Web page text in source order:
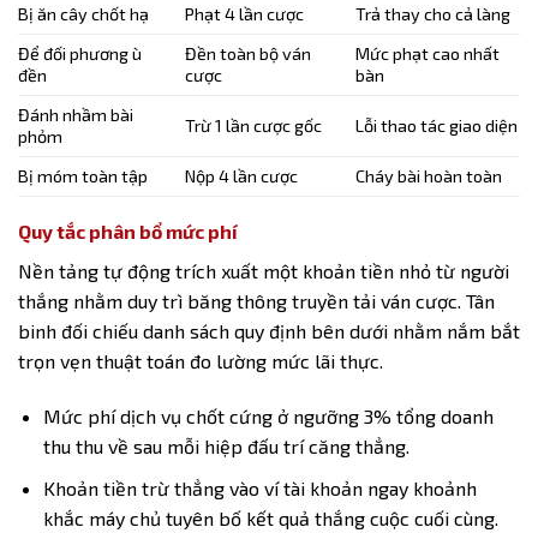
Bị ăn cây chốt hạ
Phạt 4 lần cược
Trả thay cho cả làng
Để đối phương ù
đền
Đền toàn bộ ván
cược
Mức phạt cao nhất
bàn
Đánh nhầm bài
phỏm
Trừ 1 lần cược gốc Lỗi thao tác giao diện
Bị móm toàn tập Nộp 4 lần cược Cháy bài hoàn toàn
Quy tắc phân bổ mức phí
Nền tảng tự động trích xuất một khoản tiền nhỏ từ người
thắng nhằm duy trì băng thông truyền tải ván cược. Tân
binh đối chiếu danh sách quy định bên dưới nhằm nắm bắt
trọn vẹn thuật toán đo lường mức lãi thực.
Mức phí dịch vụ chốt cứng ở ngưỡng 3% tổng doanh
thu thu về sau mỗi hiệp đấu trí căng thẳng.
Khoản tiền trừ thẳng vào ví tài khoản ngay khoảnh
khắc máy chủ tuyên bố kết quả thắng cuộc cuối cùng.